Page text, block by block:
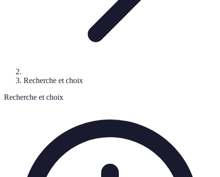
Recherche et choix
Recherche et choix